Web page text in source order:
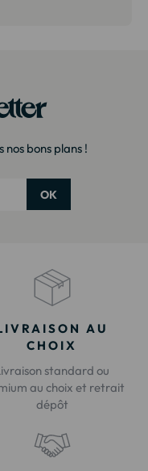
bons plans !
OK
AU
CHOIX
standard ou
au choix et retrait
dépôt